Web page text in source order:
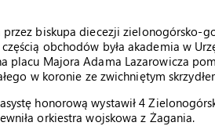
biskupa diecezji zielonogórsko-
obchodów była akademia w
placu Majora Adama Lazarowicza
w koronie ze zwichniętym
honorową wystawił 4
orkiestra wojskowa z Żagania.